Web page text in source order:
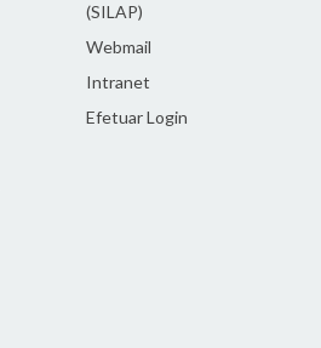
(SILAP)
Webmail
Intranet
Efetuar Login